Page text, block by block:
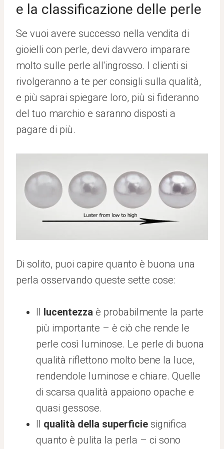
e la classificazione delle perle
Se vuoi avere successo nella vendita di
gioielli con perle, devi davvero imparare
molto sulle perle all'ingrosso. I clienti si
rivolgeranno a te per consigli sulla qualità,
e più saprai spiegare loro, più si fideranno
del tuo marchio e saranno disposti a
pagare di più.
Di solito, puoi capire quanto è buona una
perla osservando queste sette cose:
Il lucentezza è probabilmente la parte
più importante – è ciò che rende le
perle così luminose. Le perle di buona
qualità riflettono molto bene la luce,
rendendole luminose e chiare. Quelle
di scarsa qualità appaiono opache e
quasi gessose.
Il qualità della superficie significa
quanto è pulita la perla – ci sono